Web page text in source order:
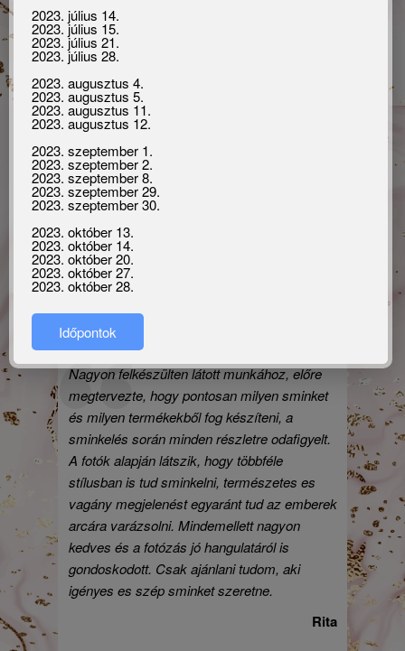
Nagyon igényes és alapos, látszik, hogy
számára a sminkelés nem csak munka,
hanem élvezet is! Ezt az is mutatja, hogy a
legjobb alapanyagokkal dolgozik és nagyon
ügyesen bánik az ecsettel. Számára is
nagyon fontos, hogy a menyasszony valóban
azt kapja, amit megálmodott magának a nagy
napra! A fotózás alkalmával számomra
készített sminkje annyira szép volt, hogy este
sajnáltam lemosni, egyszerűen imádtam
viselni!
Nagyon felkészülten látott munkához, előre
megtervezte, hogy pontosan milyen sminket
és milyen termékekből fog készíteni, a
sminkelés során minden részletre odafigyelt.
A fotók alapján látszik, hogy többféle
stílusban is tud sminkelni, természetes es
vagány megjelenést egyaránt tud az emberek
arcára varázsolni. Mindemellett nagyon
kedves és a fotózás jó hangulatáról is
gondoskodott. Csak ajánlani tudom, aki
igényes es szép sminket szeretne.
Rita
2023. július 14.
2023. július 15.
2023. július 21.
2023. július 28.
2023. augusztus 4.
2023. augusztus 5.
2023. augusztus 11.
2023. augusztus 12.
2023. szeptember 1.
2023. szeptember 2.
2023. szeptember 8.
2023. szeptember 29.
2023. szeptember 30.
2023. október 13.
2023. október 14.
2023. október 20.
2023. október 27.
2023. október 28.
Időpontok